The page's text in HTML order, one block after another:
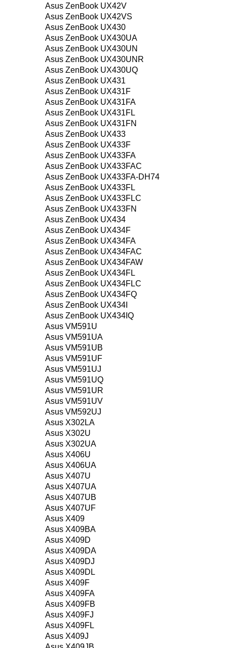
Asus ZenBook UX42V
Asus ZenBook UX42VS
Asus ZenBook UX430
Asus ZenBook UX430UA
Asus ZenBook UX430UN
Asus ZenBook UX430UNR
Asus ZenBook UX430UQ
Asus ZenBook UX431
Asus ZenBook UX431F
Asus ZenBook UX431FA
Asus ZenBook UX431FL
Asus ZenBook UX431FN
Asus ZenBook UX433
Asus ZenBook UX433F
Asus ZenBook UX433FA
Asus ZenBook UX433FAC
Asus ZenBook UX433FA-DH74
Asus ZenBook UX433FL
Asus ZenBook UX433FLC
Asus ZenBook UX433FN
Asus ZenBook UX434
Asus ZenBook UX434F
Asus ZenBook UX434FA
Asus ZenBook UX434FAC
Asus ZenBook UX434FAW
Asus ZenBook UX434FL
Asus ZenBook UX434FLC
Asus ZenBook UX434FQ
Asus ZenBook UX434I
Asus ZenBook UX434IQ
Asus VM591U
Asus VM591UA
Asus VM591UB
Asus VM591UF
Asus VM591UJ
Asus VM591UQ
Asus VM591UR
Asus VM591UV
Asus VM592UJ
Asus X302LA
Asus X302U
Asus X302UA
Asus X406U
Asus X406UA
Asus X407U
Asus X407UA
Asus X407UB
Asus X407UF
Asus X409
Asus X409BA
Asus X409D
Asus X409DA
Asus X409DJ
Asus X409DL
Asus X409F
Asus X409FA
Asus X409FB
Asus X409FJ
Asus X409FL
Asus X409J